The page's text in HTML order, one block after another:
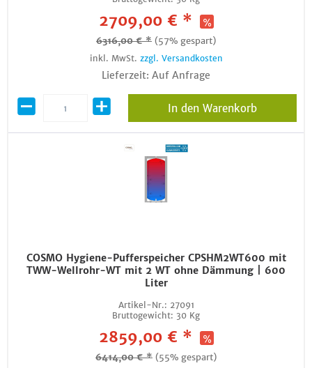
2709,00 € *
6316,00 € * (57% gespart)
inkl. MwSt. zzgl. Versandkosten
Lieferzeit: Auf Anfrage
In den Warenkorb
COSMO Hygiene-Pufferspeicher CPSHM2WT600 mit
TWW-Wellrohr-WT mit 2 WT ohne Dämmung | 600
Liter
Artikel-Nr.: 27091
Bruttogewicht: 30 Kg
2859,00 € *
6414,00 € * (55% gespart)